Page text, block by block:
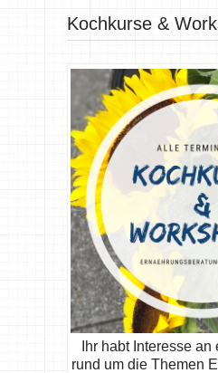
Kochkurse &
Ihr habt Interesse
rund um die Themen